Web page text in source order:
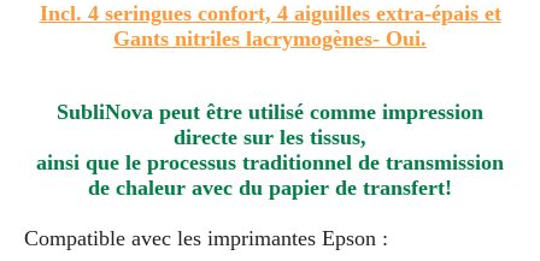
Incl. 4 seringues confort, 4 aiguilles extra-épais et
Gants nitriles lacrymogènes- Oui.
SubliNova peut être utilisé comme impression
directe sur les tissus,
ainsi que le processus traditionnel de transmission
de chaleur avec du papier de transfert!
Compatible avec les imprimantes Epson :